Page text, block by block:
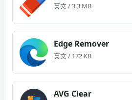
英文 / 3.3 MB
Edge Remover
英文 / 172 KB
AVG Clear